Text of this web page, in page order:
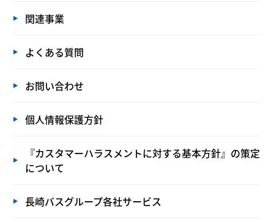
関連事業
よくある質問
お問い合わせ
個人情報保護方針
『カスタマーハラスメントに対する基本方針』の策定
について
長崎バスグループ各社サービス